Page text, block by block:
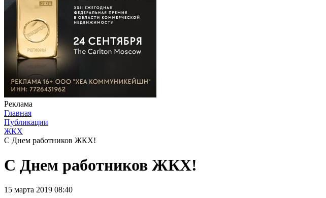
Реклама
Главная
Публикации
ЖКХ
С Днем работников ЖКХ!
С Днем работников ЖКХ!
15 марта 2019 08:40